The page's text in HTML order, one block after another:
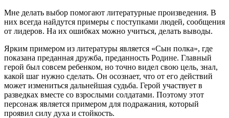
Мне делать выбор помогают литературные произведения. В
них всегда найдутся примеры с поступками людей, сообщения
от лидеров. На их ошибках можно учиться, делать выводы.
Ярким примером из литературы является «Сын полка», где
показана преданная дружба, преданность Родине. Главный
герой был совсем ребенком, но точно видел свою цель, знал,
какой шаг нужно сделать. Он осознает, что от его действий
может измениться дальнейшая судьба. Герой участвует в
разведках вместе со взрослыми солдатами. Поэтому этот
персонаж является примером для подражания, который
проявил силу духа и стойкость.